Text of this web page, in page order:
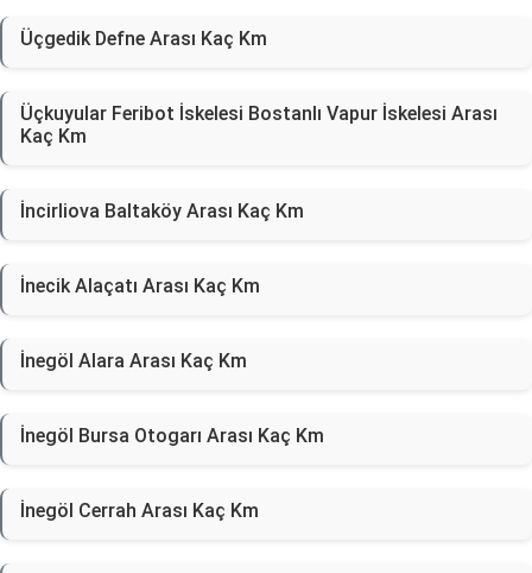
Üçgedik Defne Arası Kaç Km
Üçkuyular Feribot İskelesi Bostanlı Vapur İskelesi Arası
Kaç Km
İncirliova Baltaköy Arası Kaç Km
İnecik Alaçatı Arası Kaç Km
İnegöl Alara Arası Kaç Km
İnegöl Bursa Otogarı Arası Kaç Km
İnegöl Cerrah Arası Kaç Km